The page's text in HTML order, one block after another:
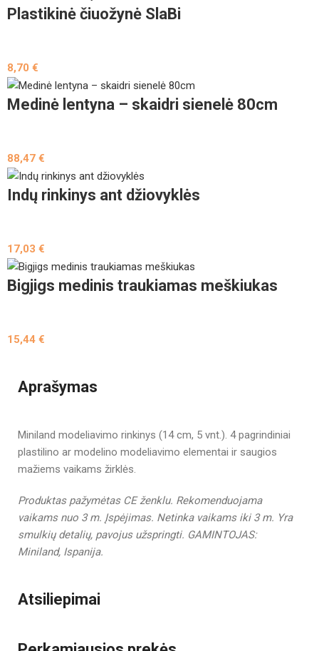
Plastikinė čiuožynė SlaBi
8,70€
Medinė lentyna – skaidri sienelė 80cm
88,47€
Indų rinkinys ant džiovyklės
17,03€
Bigjigs medinis traukiamas meškiukas
15,44€
Aprašymas
Miniland modeliavimo rinkinys (14 cm, 5 vnt.). 4 pagrindiniai
plastilino ar modelino modeliavimo elementai ir saugios
mažiems vaikams žirklės.
Produktas pažymėtas CE ženklu. Rekomenduojama
vaikams nuo 3 m. Įspėjimas. Netinka vaikams iki 3 m. Yra
smulkių detalių, pavojus užspringti. GAMINTOJAS:
Miniland, Ispanija.
Atsiliepimai